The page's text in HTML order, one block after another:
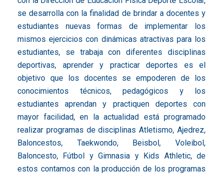
se desarrolla con la finalidad de brindar a docentes y
estudiantes nuevas formas de implementar los
mismos ejercicios con dinámicas atractivas para los
estudiantes, se trabaja con diferentes disciplinas
deportivas, aprender y practicar deportes es el
objetivo que los docentes se empoderen de los
conocimientos técnicos, pedagógicos y los
estudiantes aprendan y practiquen deportes con
mayor facilidad, en la actualidad está programado
realizar programas de disciplinas Atletismo, Ajedrez,
Baloncestos, Taekwondo, Beisbol, Voleibol,
Baloncesto, Fútbol y Gimnasia y Kids Athletic, de
estos contamos con la producción de los programas